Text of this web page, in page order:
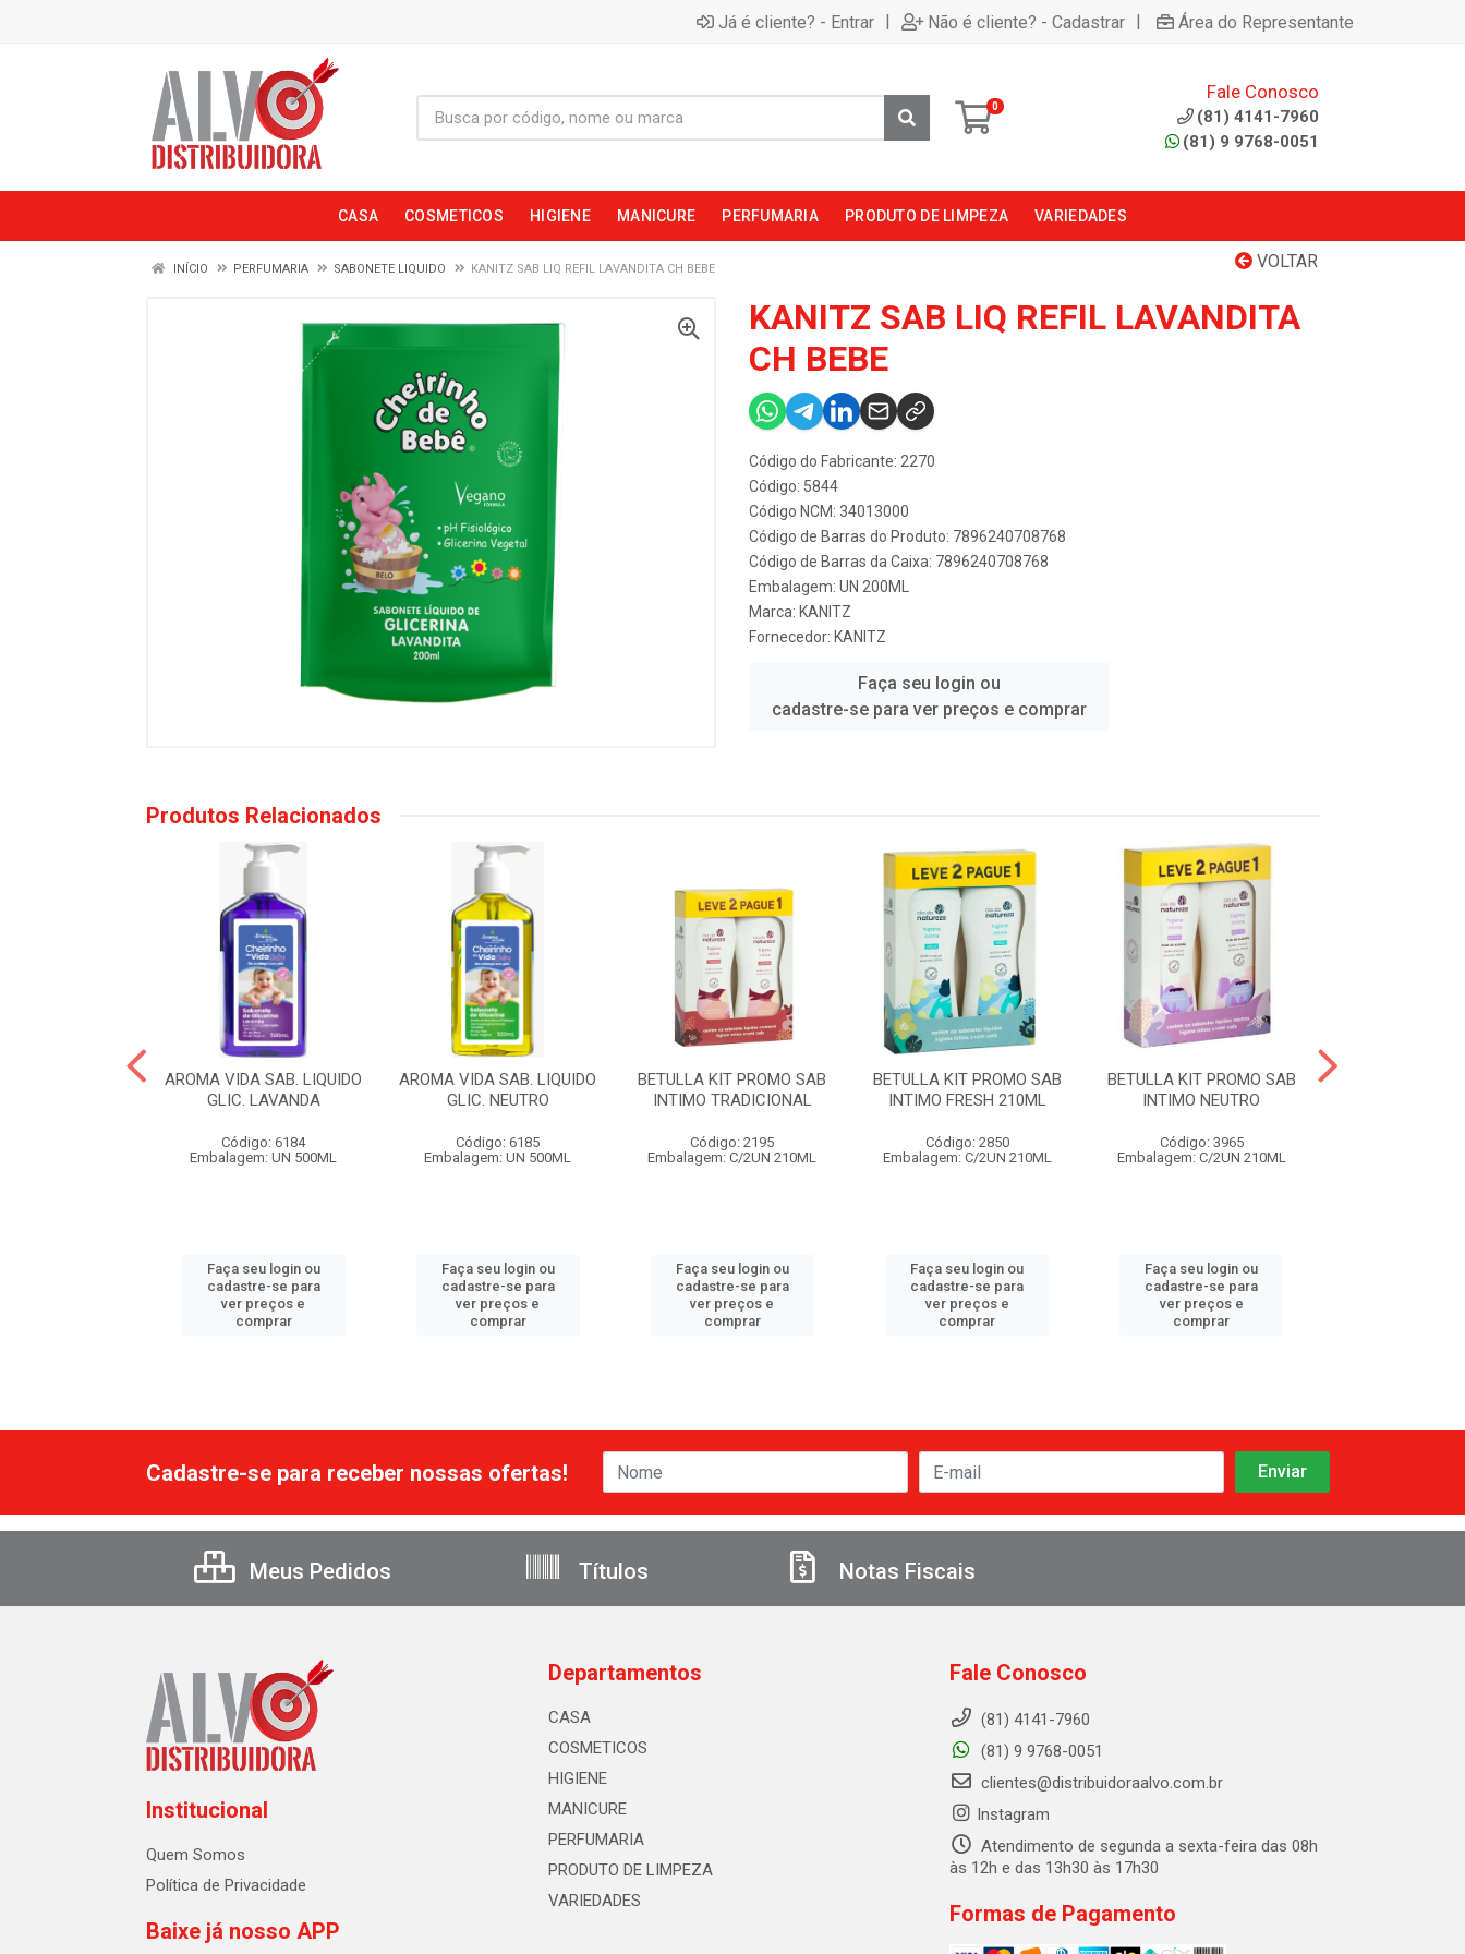
Já é cliente? - Entrar | Não é cliente? - Cadastrar | Área do Representante
0
Fale Conosco
(81) 4141-7960
(81) 9 9768-0051
CASA COSMETICOS HIGIENE MANICURE PERFUMARIA PRODUTO DE LIMPEZA VARIEDADES
VOLTAR
INÍCIO PERFUMARIA SABONETE LIQUIDO KANITZ SAB LIQ REFIL LAVANDITA CH BEBE
KANITZ SAB LIQ REFIL LAVANDITA
CH BEBE
Código do Fabricante: 2270
Código: 5844
Código NCM: 34013000
Código de Barras do Produto: 7896240708768
Código de Barras da Caixa: 7896240708768
Embalagem: UN 200ML
Marca: KANITZ
Fornecedor: KANITZ
Faça seu login ou
cadastre-se para ver preços e comprar
Produtos Relacionados
AROMA VIDA SAB. LIQUIDO
GLIC. LAVANDA
Código: 6184
Embalagem: UN 500ML
Faça seu login ou
cadastre-se para
ver preços e
comprar
AROMA VIDA SAB. LIQUIDO
GLIC. NEUTRO
Código: 6185
Embalagem: UN 500ML
Faça seu login ou
cadastre-se para
ver preços e
comprar
BETULLA KIT PROMO SAB
INTIMO TRADICIONAL
Código: 2195
Embalagem: C/2UN 210ML
Faça seu login ou
cadastre-se para
ver preços e
comprar
BETULLA KIT PROMO SAB
INTIMO FRESH 210ML
Código: 2850
Embalagem: C/2UN 210ML
Faça seu login ou
cadastre-se para
ver preços e
comprar
BETULLA KIT PROMO SAB
INTIMO NEUTRO
Código: 3965
Embalagem: C/2UN 210ML
Faça seu login ou
cadastre-se para
ver preços e
comprar
Cadastre-se para receber nossas ofertas!
Meus Pedidos Títulos Notas Fiscais
Institucional
Quem Somos
Política de Privacidade
Baixe já nosso APP
Departamentos
CASA
COSMETICOS
HIGIENE
MANICURE
PERFUMARIA
PRODUTO DE LIMPEZA
VARIEDADES
Fale Conosco
(81) 4141-7960
(81) 9 9768-0051
clientes@distribuidoraalvo.com.br
Instagram
Atendimento de segunda a sexta-feira das 08h
às 12h e das 13h30 às 17h30
Formas de Pagamento